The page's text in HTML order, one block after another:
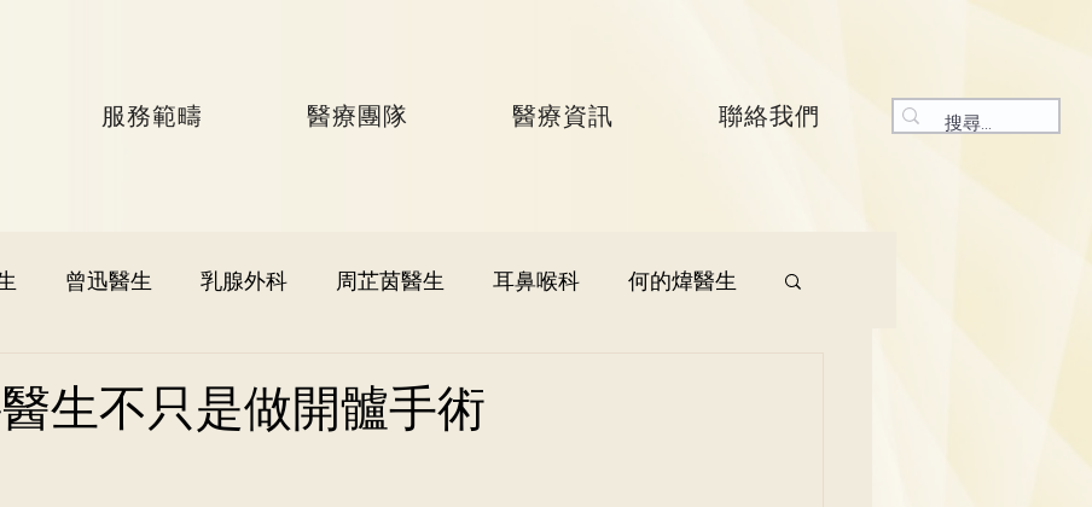
服務範疇 醫療團隊 醫療資訊 聯絡我們
曾迅醫生 乳腺外科 周芷茵醫生 耳鼻喉科 何的煒醫生
生不只是做開髗手術